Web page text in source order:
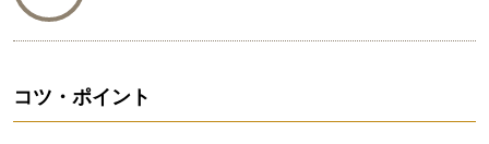
コツ・ポイント